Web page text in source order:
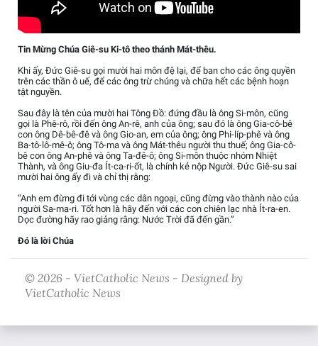
Tin Mừng Chúa Giê-su Ki-tô theo thánh Mát-thêu.
Khi ấy, Đức Giê-su gọi mười hai môn đệ lại, để ban cho các ông quyền
trên các thần ô uế, để các ông trừ chúng và chữa hết các bệnh hoạn
tật nguyền.
Sau đây là tên của mười hai Tông Đồ: đứng đầu là ông Si-môn, cũng
gọi là Phê-rô, rồi đến ông An-rê, anh của ông; sau đó là ông Gia-cô-bê
con ông Dê-bê-đê và ông Gio-an, em của ông; ông Phi-líp-phê và ông
Ba-tô-lô-mê-ô; ông Tô-ma và ông Mát-thêu người thu thuế; ông Gia-cô-
bê con ông An-phê và ông Ta-đê-ô; ông Si-môn thuộc nhóm Nhiệt
Thành, và ông Giu-đa Ít-ca-ri-ốt, là chính kẻ nộp Người. Đức Giê-su sai
mười hai ông ấy đi và chỉ thị rằng:
“Anh em đừng đi tới vùng các dân ngoại, cũng đừng vào thành nào của
người Sa-ma-ri. Tốt hơn là hãy đến với các con chiên lạc nhà Ít-ra-en.
Dọc đường hãy rao giảng rằng: Nước Trời đã đến gần.”
Đó là lời Chúa
© 2026 - VietCatholic News - Designed by
VietCatholic News